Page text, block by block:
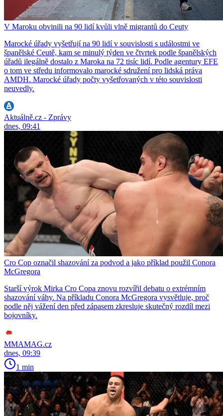
V Maroku obvinili na 90 lidí kvůli vlně migrantů do Ceuty
Marocké úřady vyšetřují na 90 lidí v souvislosti s událostmi ve
španělské Ceutě, kam se minulý týden ve čtvrtek podle španělských
úřadů ilegálně dostalo z Maroka na 72 tisíc lidí. Podle agentury EFE
o tom ve středu informovalo marocké sdružení pro lidská práva
AMDH. Marocké úřady počty vyšetřovaných v této souvislosti
neuvedly.
Aktuálně.cz - Zprávy
dnes, 09:41
Cro Cop označil shazování za podvod a jako příklad použil Conora
McGregora
Starší výrok Mirka Cro Copa znovu rozvířil debatu o extrémním
shazování váhy. Na příkladu Conora McGregora vysvětluje, proč
podle něj vážení den před zápasem zkresluje skutečný rozdíl mezi
bojovníky.
MMAMAG.cz
dnes, 09:39
1 min